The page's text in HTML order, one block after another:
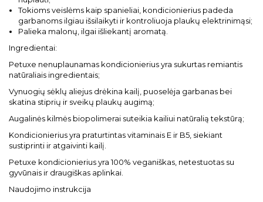
Tokioms veislėms kaip spanieliai, kondicionierius padeda
garbanoms ilgiau išsilaikyti ir kontroliuoja plaukų elektrinimąsi;
Palieka malonų, ilgai išliekantį aromatą.
Ingredientai:
Petuxe nenuplaunamas kondicionierius yra sukurtas remiantis
natūraliais ingredientais;
Vynuogių sėklų aliejus drėkina kailį, puoselėja garbanas bei
skatina stiprių ir sveikų plaukų augimą;
Augalinės kilmės biopolimerai suteikia kailiui natūralią tekstūrą;
Kondicionierius yra praturtintas vitaminais E ir B5, siekiant
sustiprinti ir atgaivinti kailį.
Petuxe kondicionierius yra 100% veganiškas, netestuotas su
gyvūnais ir draugiškas aplinkai.
Naudojimo instrukcija